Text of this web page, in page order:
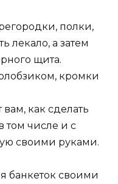
полки,
лекало, а затем
щита.
кромки
как сделать
том числе и с
своими руками.
банкеток своими